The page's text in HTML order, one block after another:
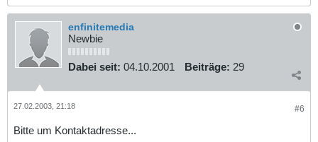
enfinitemedia
Newbie
Dabei seit: 04.10.2001 Beiträge: 29
#6
27.02.2003, 21:18
Bitte um Kontaktadresse...